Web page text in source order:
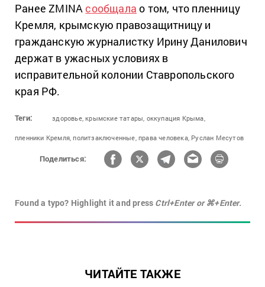
Ранее ZMINA сообщала о том, что пленницу
Кремля, крымскую правозащитницу и
гражданскую журналистку Ирину Данилович
держат в ужасных условиях в
исправительной колонии Ставропольского
края РФ.
Теги: здоровье, крымские татары, оккупация Крыма,
пленники Кремля, политзаключенные, права человека, Руслан Месутов
Поделиться:
Found a typo? Highlight it and press Ctrl+Enter or ⌘+Enter.
ЧИТАЙТЕ ТАКЖЕ